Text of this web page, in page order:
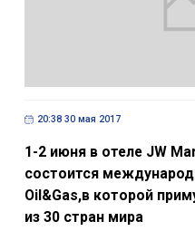
20:38 30 мая 2017
1-2 июня в отеле JW
состоится
Oil&Gas,в которой
из 30 стран мира